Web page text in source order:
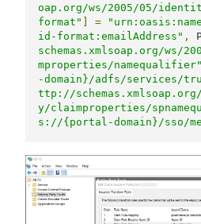
oap.org/ws/2005/05/
format" ] =
id-format:emailAddress" ,
schemas.xmlsoap.org/ws/
mproperties/namequalifier"
-domain}/adfs/services/
ttp://
y/claimproperties/
s://{portal-domain}/sso/